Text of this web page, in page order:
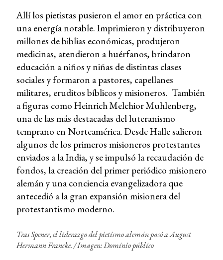
Allí los pietistas pusieron el amor en práctica con
una energía notable. Imprimieron y distribuyeron
millones de biblias económicas, produjeron
medicinas, atendieron a huérfanos, brindaron
educación a niños y niñas de distintas clases
sociales y formaron a pastores, capellanes
militares, eruditos bíblicos y misioneros. También
a figuras como Heinrich Melchior Muhlenberg,
una de las más destacadas del luteranismo
temprano en Norteamérica. Desde Halle salieron
algunos de los primeros misioneros protestantes
enviados a la India, y se impulsó la recaudación de
fondos, la creación del primer periódico misionero
alemán y una conciencia evangelizadora que
antecedió a la gran expansión misionera del
protestantismo moderno.
Tras Spener, el liderazgo del pietismo alemán pasó a August
Hermann Francke. / Imagen: Dominio público